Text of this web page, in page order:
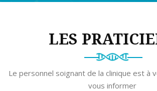
LES
Le personnel soignant de la clinique est à
vous informer